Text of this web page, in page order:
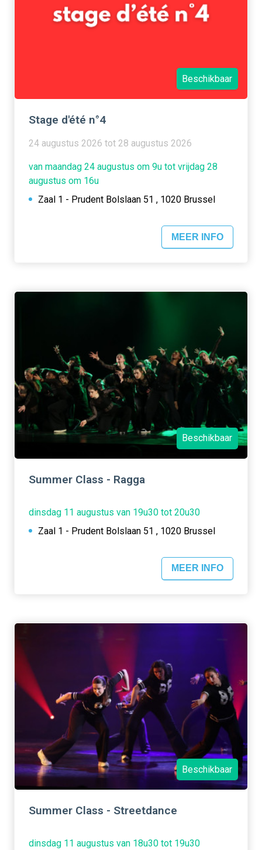
Beschikbaar
Stage d'été n°4
24 augustus 2026 tot 28 augustus 2026
van maandag 24 augustus om 9u tot vrijdag 28
augustus om 16u
Zaal 1 - Prudent Bolslaan 51 , 1020 Brussel
MEER INFO
Beschikbaar
Summer Class - Ragga
dinsdag 11 augustus van 19u30 tot 20u30
Zaal 1 - Prudent Bolslaan 51 , 1020 Brussel
MEER INFO
Beschikbaar
Summer Class - Streetdance
dinsdag 11 augustus van 18u30 tot 19u30